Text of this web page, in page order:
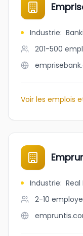
Industrie:
201-500
Voir les emplois
Industrie:
2-10